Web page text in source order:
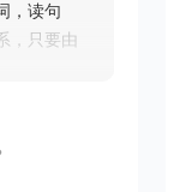
，读句
，只要由
不是问